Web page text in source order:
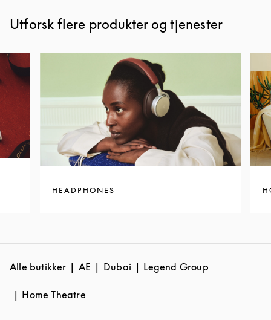
Utforsk flere produkter og tjenester
HEADPHONES
Alle butikker AE Dubai Legend Group
Home Theatre